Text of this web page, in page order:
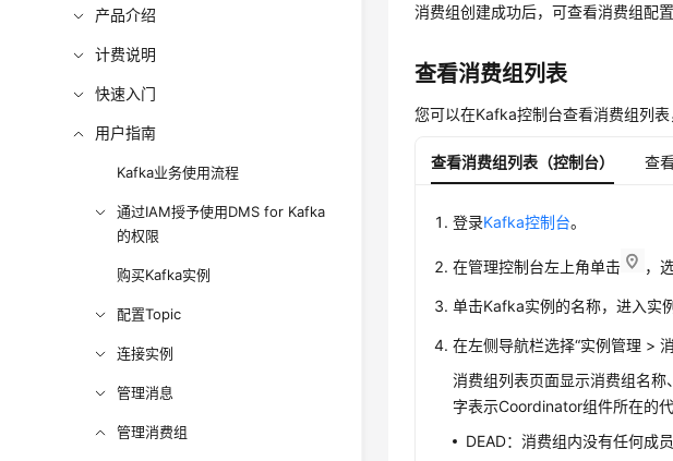
产品介绍
计费说明
快速入门
用户指南
Kafka业务使用流程
通过IAM授予使用DMS for Kafka
的权限
购买Kafka实例
配置Topic
连接实例
管理消息
管理消费组
消费组创建成功后，可查看消费组配
查看消费组列表
您可以在Kafka控制台查看消费组列表
查看消费组列表（控制台） 查
登录Kafka控制台。
在管理控制台左上角单击 ，
单击Kafka实例的名称，进入实
在左侧导航栏选择“实例管理 >
消费组列表页面显示消费组名
字表示Coordinator组件所在的
DEAD：消费组内没有任何成